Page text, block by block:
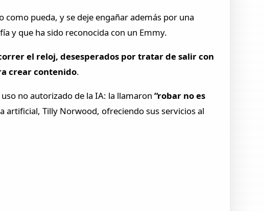
pueda, y se deje engañar además por una
y que ha sido reconocida con un Emmy.
el reloj, desesperados por tratar de salir con
crear contenido.
no autorizado de la IA: la llamaron “robar no es
artificial, Tilly Norwood, ofreciendo sus servicios al